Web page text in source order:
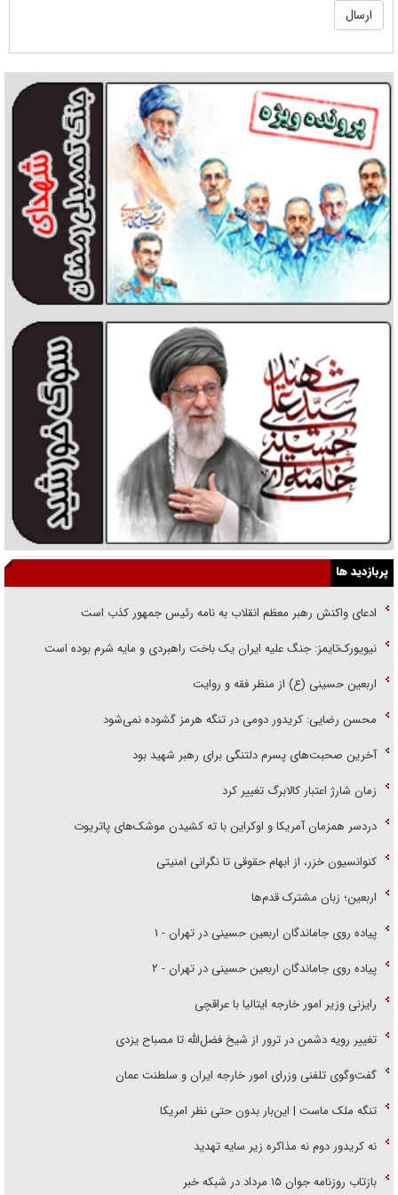
پربازدید ها
ادعای واکنش رهبر معظم انقلاب به نامه رئیس جمهور کذب است
نیویورک‌تایمز: جنگ علیه ایران یک باخت راهبردی و مایه شرم بوده است
اربعین حسینی (ع) از منظر فقه و روایت
محسن رضایی: کریدور دومی در تنگه هرمز گشوده نمی‌شود
آخرین صحبت‌های پسرم دلتنگی برای رهبر شهید بود
زمان شارژ اعتبار کالابرگ تغییر کرد
دردسر همزمان آمریکا و اوکراین با ته کشیدن موشک‌های پاتریوت
کنوانسیون خزر، از ابهام حقوقی تا نگرانی امنیتی
اربعین؛ زبان مشترک قدم‌ها
پیاده روی جاماندگان اربعین حسینی در تهران - ۱
پیاده روی جاماندگان اربعین حسینی در تهران - ۲
رایزنی وزیر امور خارجه ایتالیا با عراقچی
تغییر رویه دشمن در ترور از شیخ فضل‌الله تا مصباح یزدی
گفت‌وگوی تلفنی وزرای امور خارجه ایران و سلطنت عمان
تنگه ملک ماست | این‌بار بدون حتی نظر امریکا
نه کریدور دوم نه مذاکره زیر سایه تهدید
بازتاب روزنامه جوان ۱۵ مرداد در شبکه خبر